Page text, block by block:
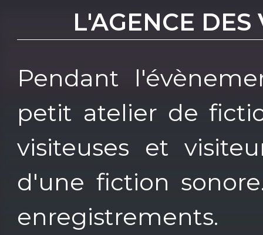
L'AGENCE DES
Pendant
petit atelier de
visiteuses et
d'une fiction
enregistrements.